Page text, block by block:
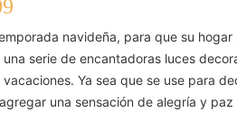
navideña, para que su
serie de encantadoras luces
vacaciones. Ya sea que se use para
una sensación de alegría y